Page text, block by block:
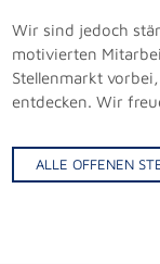
Wir sind jedoch
motivierten
Stellenmarkt
entdecken. Wir
ALLE OFFENEN